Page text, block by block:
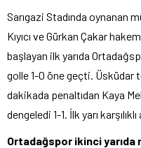
Sarıgazi Stadında oynanan
Kıyıcı ve Gürkan Çakar
başlayan ilk yarıda
golle 1-0 öne geçti. Üsküdar
dakikada penaltıdan Kaya
dengeledi 1-1. İlk yarı
Ortadağspor ikinci yarıda